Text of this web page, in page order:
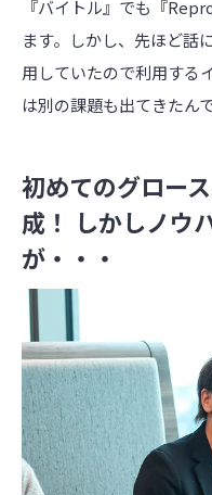
『バイトル』でも『
ます。しかし、先ほど話
用していたので利用する
は別の課題も出てきたん
初めてのグロー
成！ しかしノウ
が・・・